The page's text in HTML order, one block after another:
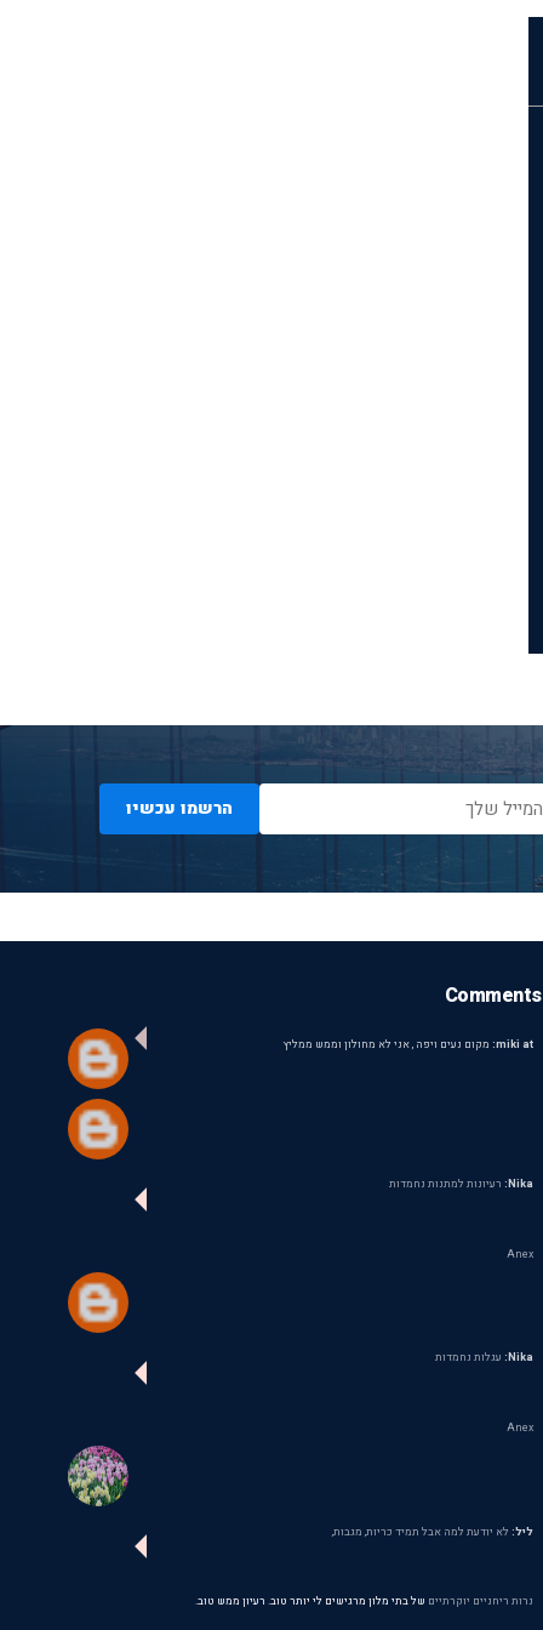
הרשמו עכשיו
Comments
miki at: מקום נעים ויפה , אני לא מחולון וממש ממליץ
Nika: רעיונות למתנות נחמדות
Anex
Nika: עגלות נחמדות
Anex
ליל: לא יודעת למה אבל תמיד כריות, מגבות,
נרות ריחניים יוקרתיים של בתי מלון מרגישים לי יותר טוב. רעיון ממש טוב.